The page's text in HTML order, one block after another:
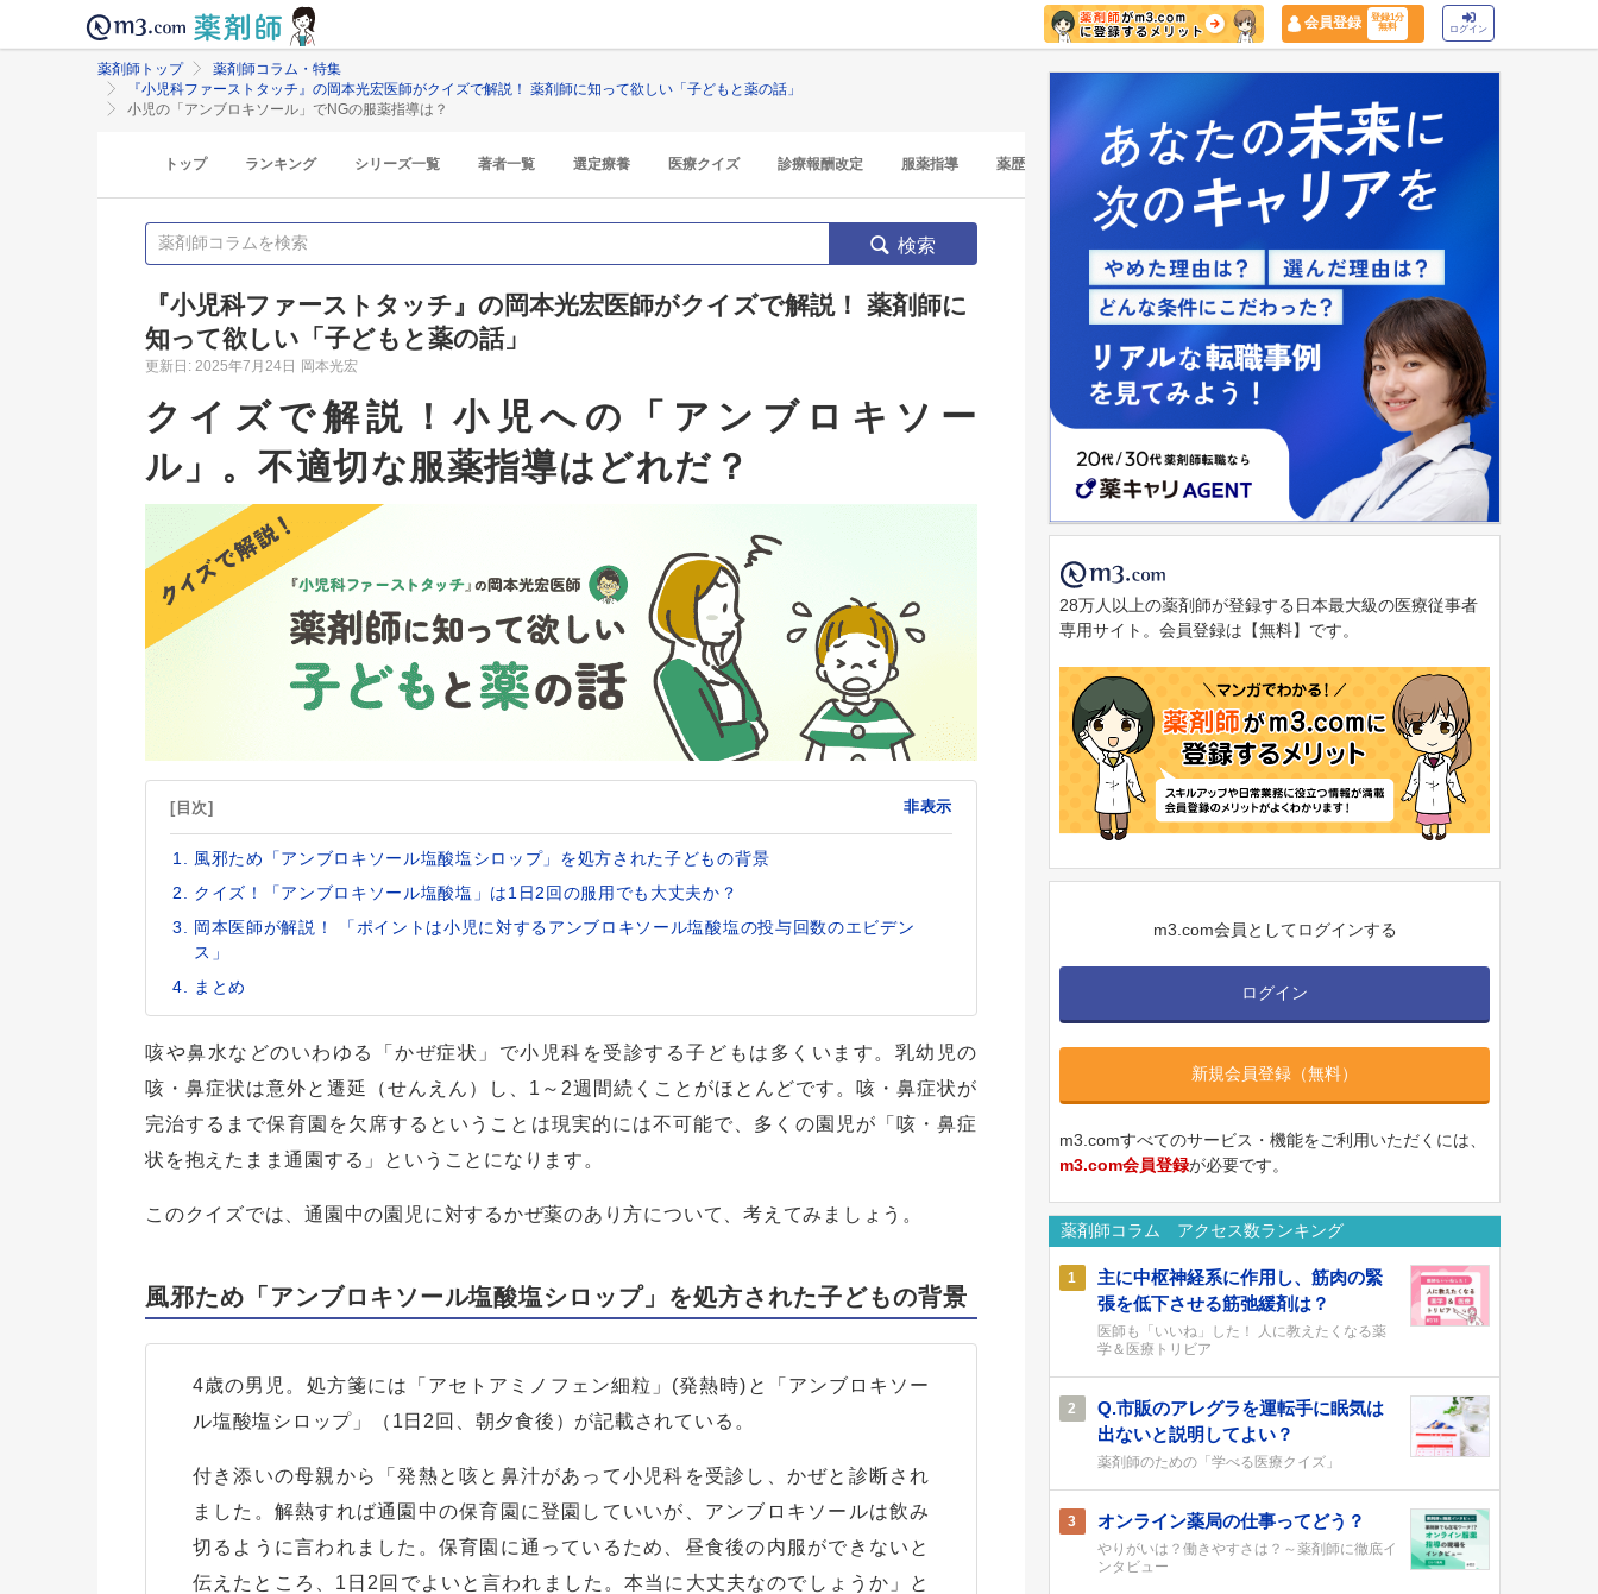
会員登録
登録1分
無料
ログイン
薬剤師トップ
薬剤師コラム・特集
『小児科ファーストタッチ』の岡本光宏医師がクイズで解説！ 薬剤師に知って欲しい「子どもと薬の話」
小児の「アンブロキソール」でNGの服薬指導は？
トップ ランキング シリーズ一覧 著者一覧 選定療養 医療クイズ 診療報酬改定 服薬指導 薬歴 マイナ保険証
検索
『小児科ファーストタッチ』の岡本光宏医師がクイズで解説！ 薬剤師に
知って欲しい「子どもと薬の話」
更新日: 2025年7月24日 岡本光宏
クイズで解説！小児への「アンブロキソー
ル」。不適切な服薬指導はどれだ？
[目次] 非表示
風邪ため「アンブロキソール塩酸塩シロップ」を処方された子どもの背景
クイズ！「アンブロキソール塩酸塩」は1日2回の服用でも大丈夫か？
岡本医師が解説！ 「ポイントは小児に対するアンブロキソール塩酸塩の投与回数のエビデン
ス」
まとめ
咳や鼻水などのいわゆる「かぜ症状」で小児科を受診する子どもは多くいます。乳幼児の
咳・鼻症状は意外と遷延（せんえん）し、1～2週間続くことがほとんどです。咳・鼻症状が
完治するまで保育園を欠席するということは現実的には不可能で、多くの園児が「咳・鼻症
状を抱えたまま通園する」ということになります。
このクイズでは、通園中の園児に対するかぜ薬のあり方について、考えてみましょう。
風邪ため「アンブロキソール塩酸塩シロップ」を処方された子どもの背景
4歳の男児。処方箋には「アセトアミノフェン細粒」(発熱時)と「アンブロキソー
ル塩酸塩シロップ」（1日2回、朝夕食後）が記載されている。
付き添いの母親から「発熱と咳と鼻汁があって小児科を受診し、かぜと診断され
ました。解熱すれば通園中の保育園に登園していいが、アンブロキソールは飲み
切るように言われました。保育園に通っているため、昼食後の内服ができないと
伝えたところ、1日2回でよいと言われました。本当に大丈夫なのでしょうか」と
28万人以上の薬剤師が登録する日本最大級の医療従事者
専用サイト。会員登録は【無料】です。
m3.com会員としてログインする
ログイン
新規会員登録（無料）
m3.comすべてのサービス・機能をご利用いただくには、
m3.com会員登録が必要です。
薬剤師コラム アクセス数ランキング
1
主に中枢神経系に作用し、筋肉の緊
張を低下させる筋弛緩剤は？
医師も「いいね」した！ 人に教えたくなる薬
学＆医療トリビア
2
Q.市販のアレグラを運転手に眠気は
出ないと説明してよい？
薬剤師のための「学べる医療クイズ」
3 オンライン薬局の仕事ってどう？
やりがいは？働きやすさは？～薬剤師に徹底イ
ンタビュー